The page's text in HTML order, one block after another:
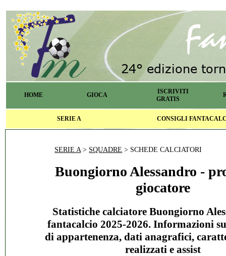
HOME GIOCA
ISCRIVITI
GRATIS
SERIE A CONSIGLI
SERIE A> SQUADRE > SCHEDE CALCIATORI
Buongiorno Alessandro -
giocatore
Statistiche calciatore Buongiorno
fantacalcio 2025-2026. Informazioni
di appartenenza, dati anagrafici,
realizzati e assist